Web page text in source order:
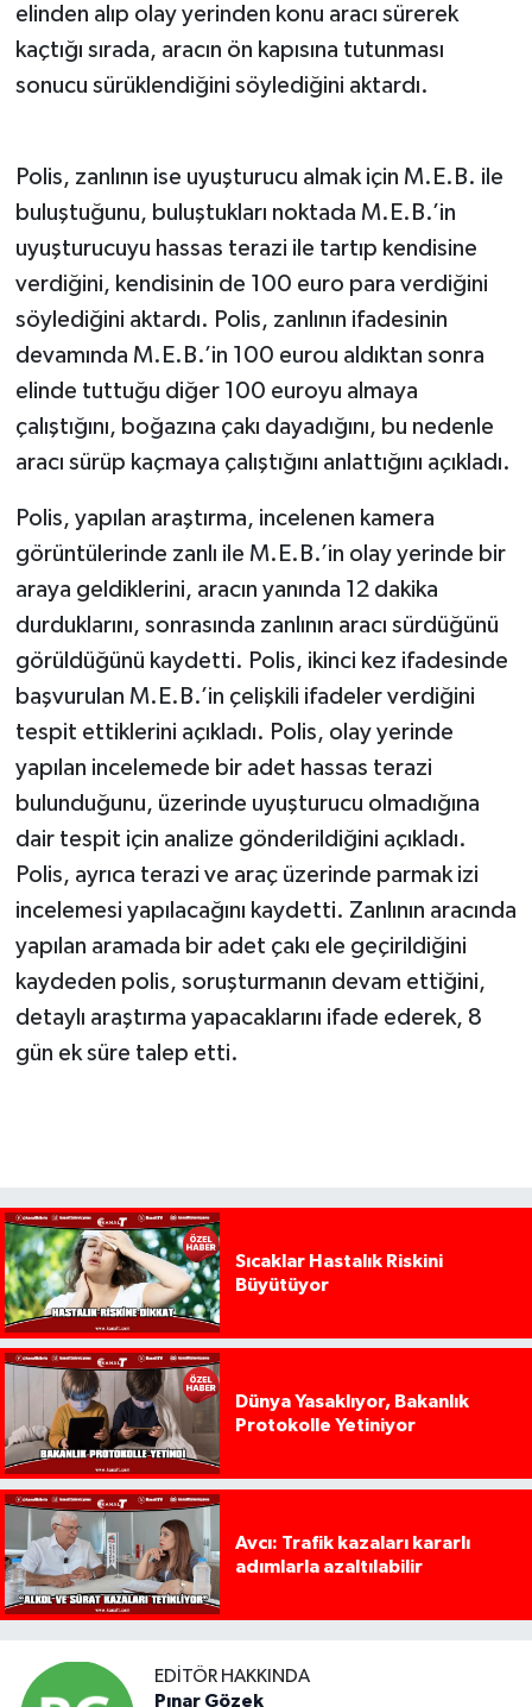
elinden alıp olay yerinden konu aracı sürerek
kaçtığı sırada, aracın ön kapısına tutunması
sonucu sürüklendiğini söylediğini aktardı.
Polis, zanlının ise uyuşturucu almak için M.E.B. ile
buluştuğunu, buluştukları noktada M.E.B.’in
uyuşturucuyu hassas terazi ile tartıp kendisine
verdiğini, kendisinin de 100 euro para verdiğini
söylediğini aktardı. Polis, zanlının ifadesinin
devamında M.E.B.’in 100 eurou aldıktan sonra
elinde tuttuğu diğer 100 euroyu almaya
çalıştığını, boğazına çakı dayadığını, bu nedenle
aracı sürüp kaçmaya çalıştığını anlattığını açıkladı.
Polis, yapılan araştırma, incelenen kamera
görüntülerinde zanlı ile M.E.B.’in olay yerinde bir
araya geldiklerini, aracın yanında 12 dakika
durduklarını, sonrasında zanlının aracı sürdüğünü
görüldüğünü kaydetti. Polis, ikinci kez ifadesinde
başvurulan M.E.B.’in çelişkili ifadeler verdiğini
tespit ettiklerini açıkladı. Polis, olay yerinde
yapılan incelemede bir adet hassas terazi
bulunduğunu, üzerinde uyuşturucu olmadığına
dair tespit için analize gönderildiğini açıkladı.
Polis, ayrıca terazi ve araç üzerinde parmak izi
incelemesi yapılacağını kaydetti. Zanlının aracında
yapılan aramada bir adet çakı ele geçirildiğini
kaydeden polis, soruşturmanın devam ettiğini,
detaylı araştırma yapacaklarını ifade ederek, 8
gün ek süre talep etti.
Sıcaklar Hastalık Riskini
Büyütüyor
Dünya Yasaklıyor, Bakanlık
Protokolle Yetiniyor
Avcı: Trafik kazaları kararlı
adımlarla azaltılabilir
EDITÖR HAKKINDA
Pınar Gözek